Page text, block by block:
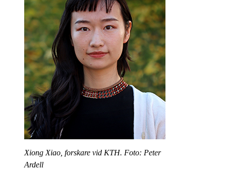
Xiong Xiao, forskare vid KTH. Foto: Peter
Ardell